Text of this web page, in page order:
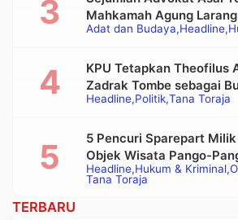
Adat dan Budaya Headline
Mahkamah Agung
Alat Berat pada Eksekusi
Headline Politik Tana Toraja
KPU Tetapkan Theofilus
Zadrak Tombe sebagai
Bupati Tana Toraja Terpilih
Headline Hukum & Kriminal
Tana Toraja
5 Pencuri Sparepart
Objek Wisata Pango-
Polisi
TERBARU